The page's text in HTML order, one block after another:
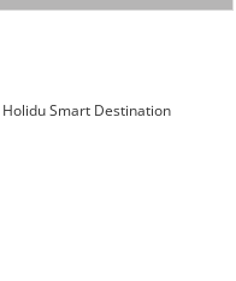
Smart Destination